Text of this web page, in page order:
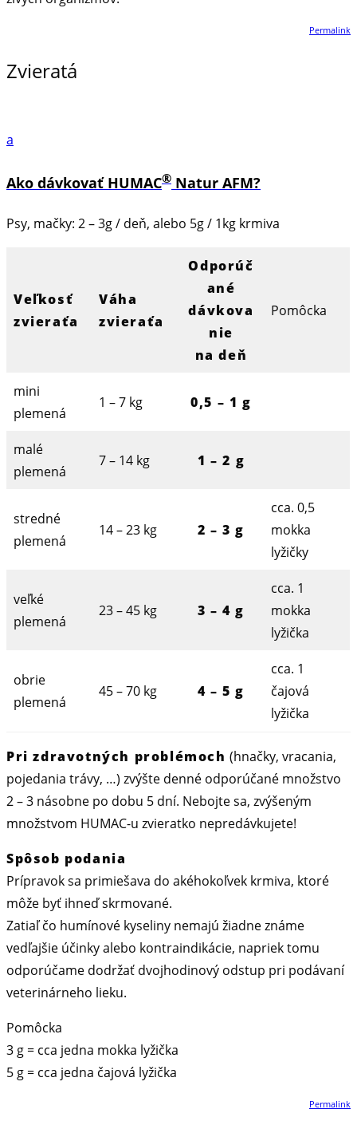
Permalink
Zvieratá
a
Ako dávkovať HUMAC® Natur AFM?
Psy, mačky: 2 – 3g / deň, alebo 5g / 1kg krmiva
Veľkosť
zvieraťa
Váha
zvieraťa
Odporúč
ané
dávkova
nie
na deň
Pomôcka
mini
plemená
1 – 7 kg 0,5 – 1 g
malé
plemená
7 – 14 kg 1 – 2 g
stredné
plemená
14 – 23 kg 2 – 3 g
cca. 0,5
mokka
lyžičky
veľké
plemená
23 – 45 kg 3 – 4 g
cca. 1
mokka
lyžička
obrie
plemená
45 – 70 kg 4 – 5 g
cca. 1
čajová
lyžička
Pri zdravotných problémoch (hnačky, vracania,
pojedania trávy, …) zvýšte denné odporúčané množstvo
2 – 3 násobne po dobu 5 dní. Nebojte sa, zvýšeným
množstvom HUMAC-u zvieratko nepredávkujete!
Spôsob podania
Prípravok sa primiešava do akéhokoľvek krmiva, ktoré
môže byť ihneď skrmované.
Zatiaľ čo humínové kyseliny nemajú žiadne známe
vedľajšie účinky alebo kontraindikácie, napriek tomu
odporúčame dodržať dvojhodinový odstup pri podávaní
veterinárneho lieku.
Pomôcka
3 g = cca jedna mokka lyžička
5 g = cca jedna čajová lyžička
Permalink